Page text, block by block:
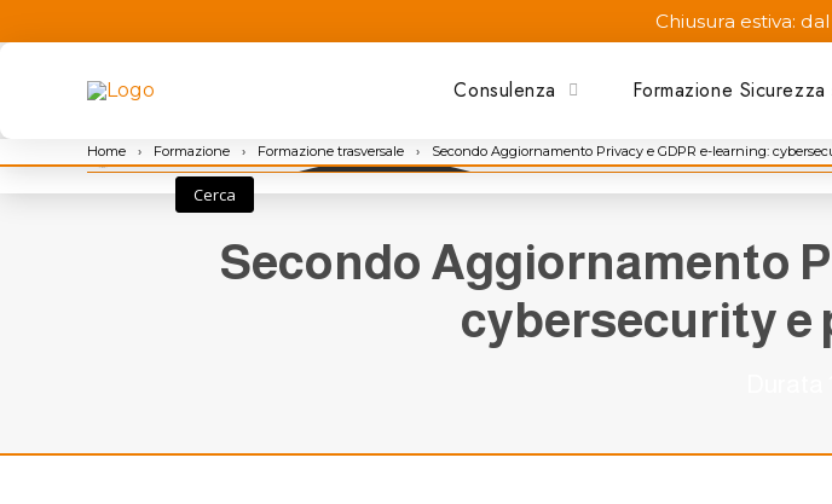
Chiusura estiva:
Consulenza Formazione
Cerca
Home › Formazione › Formazione trasversale › Secondo Aggiornamento Privacy e GDPR e-learning:
Secondo Aggiornamento
cybersecurity e